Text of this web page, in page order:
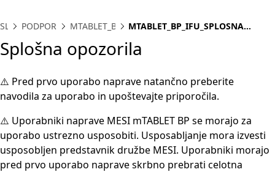
SL PODPORA MTABLET_BP
MTABLET_BP_IFU_SPLOSNA
Splošna opozorila
⚠️ Pred prvo uporabo naprave natančno preberite
navodila za uporabo in upoštevajte priporočila.
⚠️ Uporabniki naprave MESI mTABLET BP se morajo za
uporabo ustrezno usposobiti. Usposabljanje mora izvesti
usposobljen predstavnik družbe MESI. Uporabniki morajo
pred prvo uporabo naprave skrbno prebrati celotna